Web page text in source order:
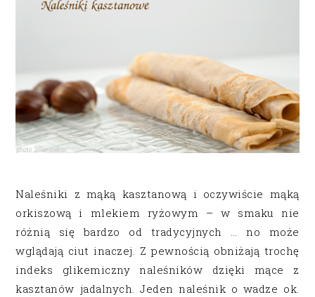
Naleśniki z mąką kasztanową i oczywiście mąką
orkiszową i mlekiem ryżowym – w smaku nie
różnią się bardzo od tradycyjnych … no może
wglądają ciut inaczej. Z pewnością obniżają trochę
indeks glikemiczny naleśników dzięki mące z
kasztanów jadalnych. Jeden naleśnik o wadze ok.